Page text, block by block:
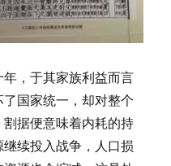
，于其家族利益而言
国家统一，却对整个
据便意味着内耗的持
续投入战争，人口损